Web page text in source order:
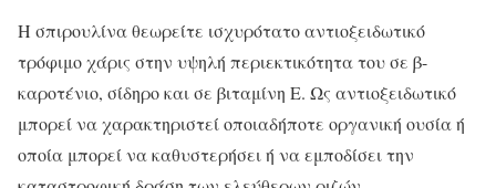
Η σπιρουλίνα θεωρείτε ισχυρότατο αντιοξειδωτικό
τρόφιμο χάρις στην υψηλή περιεκτικότητα του σε β-
καροτένιο, σίδηρο και σε βιταμίνη Ε. Ως αντιοξειδωτικό
μπορεί να χαρακτηριστεί οποιαδήποτε οργανική ουσία ή
οποία μπορεί να καθυστερήσει ή να εμποδίσει την